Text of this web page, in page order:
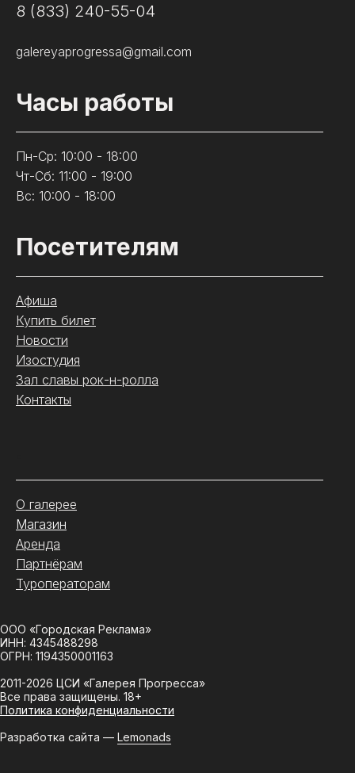
8 (833) 240-55-04
galereyaprogressa@gmail.com
Часы работы
Пн-Ср: 10:00 - 18:00
Чт-Сб: 11:00 - 19:00
Вс: 10:00 - 18:00
Посетителям
Афиша
Купить билет
Новости
Изостудия
Зал славы рок-н-ролла
Контакты
О галерее
Магазин
Аренда
Партнёрам
Туроператорам
ООО «Городская Реклама»
ИНН: 4345488298
ОГРН: 1194350001163
2011-2026 ЦСИ «Галерея Прогресса»
Все права защищены. 18+
Политика конфиденциальности
Разработка сайта — Lemonads